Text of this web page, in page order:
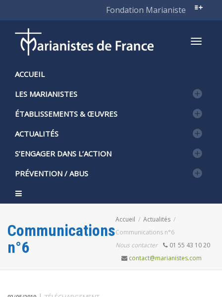
Fondation Marianiste
ACCUEIL
LES MARIANISTES
ÉTABLISSEMENTS & ŒUVRES
ACTUALITÉS
S’ENGAGER DANS L’ACTION
PRÉVENTION / ABUS
Communications
n°6
Accueil
Actualités
Communications n°6
Nous contacter
01 55 43 10 20
contact@marianistes.com